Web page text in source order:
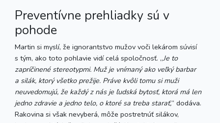
Preventívne prehliadky sú v
pohode
Martin si myslí, že ignorantstvo mužov voči lekárom súvisí
s tým, ako toto pohlavie vidí celá spoločnosť. „Je to
zapríčinené stereotypmi. Muž je vnímaný ako veľký barbar
a silák, ktorý všetko prežije. Práve kvôli tomu si muži
neuvedomujú, že každý z nás je ľudská bytosť, ktorá má len
jedno zdravie a jedno telo, o ktoré sa treba starať,“ dodáva.
Rakovina si však nevyberá, môže postretnúť silákov,